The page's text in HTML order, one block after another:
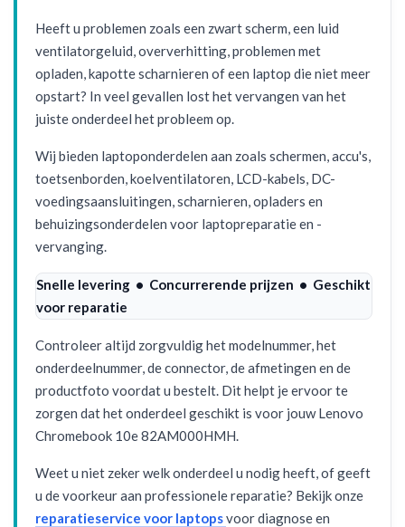
Heeft u problemen zoals een zwart scherm, een luid
ventilatorgeluid, oververhitting, problemen met
opladen, kapotte scharnieren of een laptop die niet meer
opstart? In veel gevallen lost het vervangen van het
juiste onderdeel het probleem op.
Wij bieden laptoponderdelen aan zoals schermen, accu's,
toetsenborden, koelventilatoren, LCD-kabels, DC-
voedingsaansluitingen, scharnieren, opladers en
behuizingsonderdelen voor laptopreparatie en -
vervanging.
Snelle levering • Concurrerende prijzen • Geschikt
voor reparatie
Controleer altijd zorgvuldig het modelnummer, het
onderdeelnummer, de connector, de afmetingen en de
productfoto voordat u bestelt. Dit helpt je ervoor te
zorgen dat het onderdeel geschikt is voor jouw Lenovo
Chromebook 10e 82AM000HMH.
Weet u niet zeker welk onderdeel u nodig heeft, of geeft
u de voorkeur aan professionele reparatie? Bekijk onze
reparatieservice voor laptopsvoor diagnose en